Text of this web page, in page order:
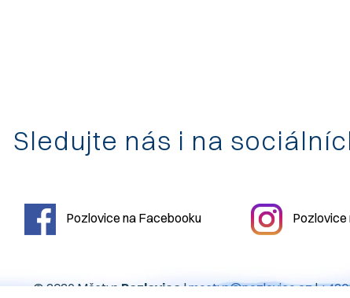
Sledujte nás i na
Pozlovice na Facebooku Pozlovice
© 2026 Městys Pozlovice|mestys@pozlovice.cz|